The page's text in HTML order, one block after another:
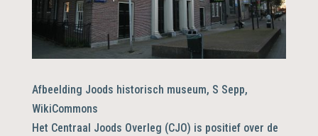
Afbeelding Joods historisch museum, S Sepp,
WikiCommons
Het Centraal Joods Overleg (CJO) is positief over de